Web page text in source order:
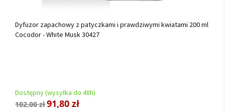
Dyfuzor zapachowy z patyczkami i prawdziwymi kwiatami 200 ml
Cocodor - White Musk 30427
Dostępny (wysyłka do 48h)
102,00 zł91,80 zł